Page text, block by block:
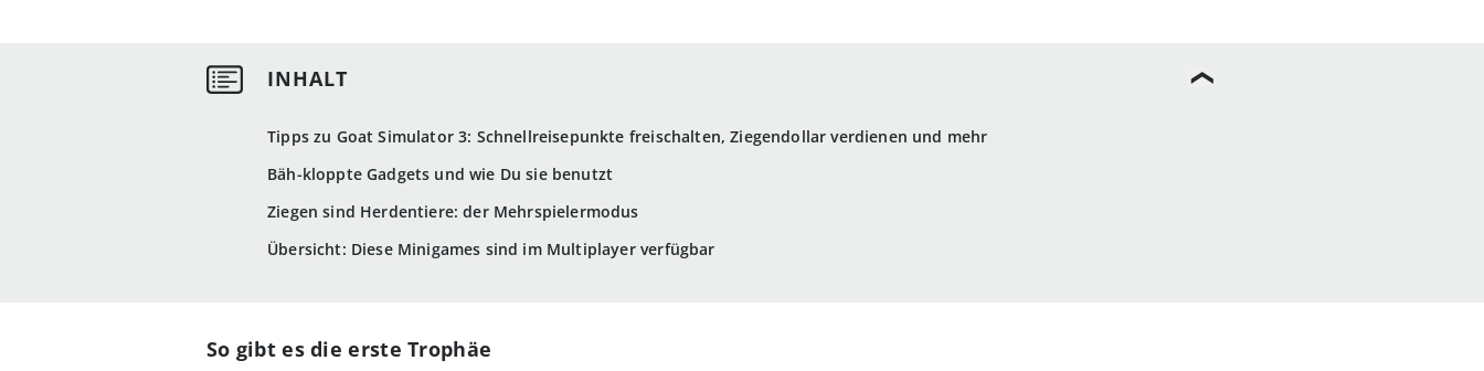
Tipps zu Goat Simulator 3: Schnellreisepunkte freischalten, Ziegendollar verdienen und mehr
Bäh-kloppte Gadgets und wie Du sie benutzt
Ziegen sind Herdentiere: der Mehrspielermodus
Übersicht: Diese Minigames sind im Multiplayer verfügbar
So gibt es die erste Trophäe